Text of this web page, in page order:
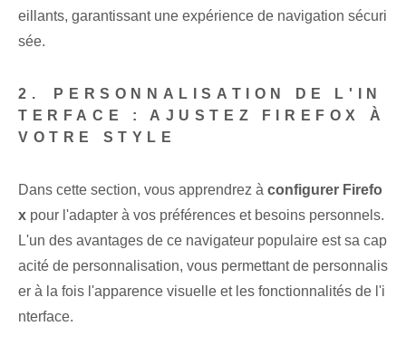
eillants, garantissant une expérience de navigation sécuri
sée.
2. ⁤PERSONNALISATION DE L'IN
TERFACE : AJUSTEZ FIREFOX À
VOTRE STYLE
Dans cette section, vous apprendrez à configurer Firefo
x ⁢pour‍ l'adapter à vos préférences et besoins personnels.
L'un des avantages de ce navigateur populaire est sa cap
acité de personnalisation, vous permettant de personnalis
er à la fois l'apparence visuelle et les fonctionnalités de l'i
nterface.